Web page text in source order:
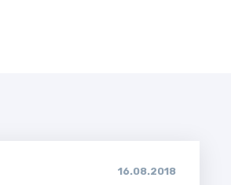
16.08.2018